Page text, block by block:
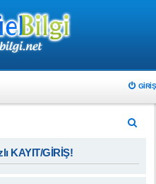
GIRIŞ
KAYIT/GİRİŞ!